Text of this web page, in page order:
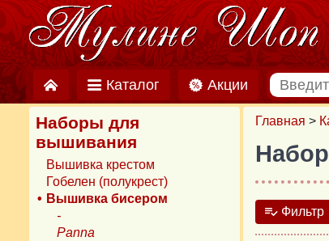
Каталог Акции
Главная >
Фильтр
Наборы для
вышивания
Вышивка крестом
Гобелен (полукрест)
Вышивка бисером
-
Panna